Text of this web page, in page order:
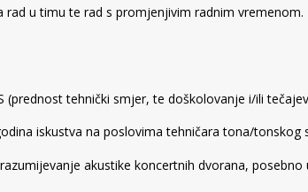
rad u timu te rad s promjenjivim radnim vremenom.
(prednost tehnički smjer, te doškolovanje i/ili
iskustva na poslovima tehničara tona/tonskog
akustike koncertnih dvorana, posebno